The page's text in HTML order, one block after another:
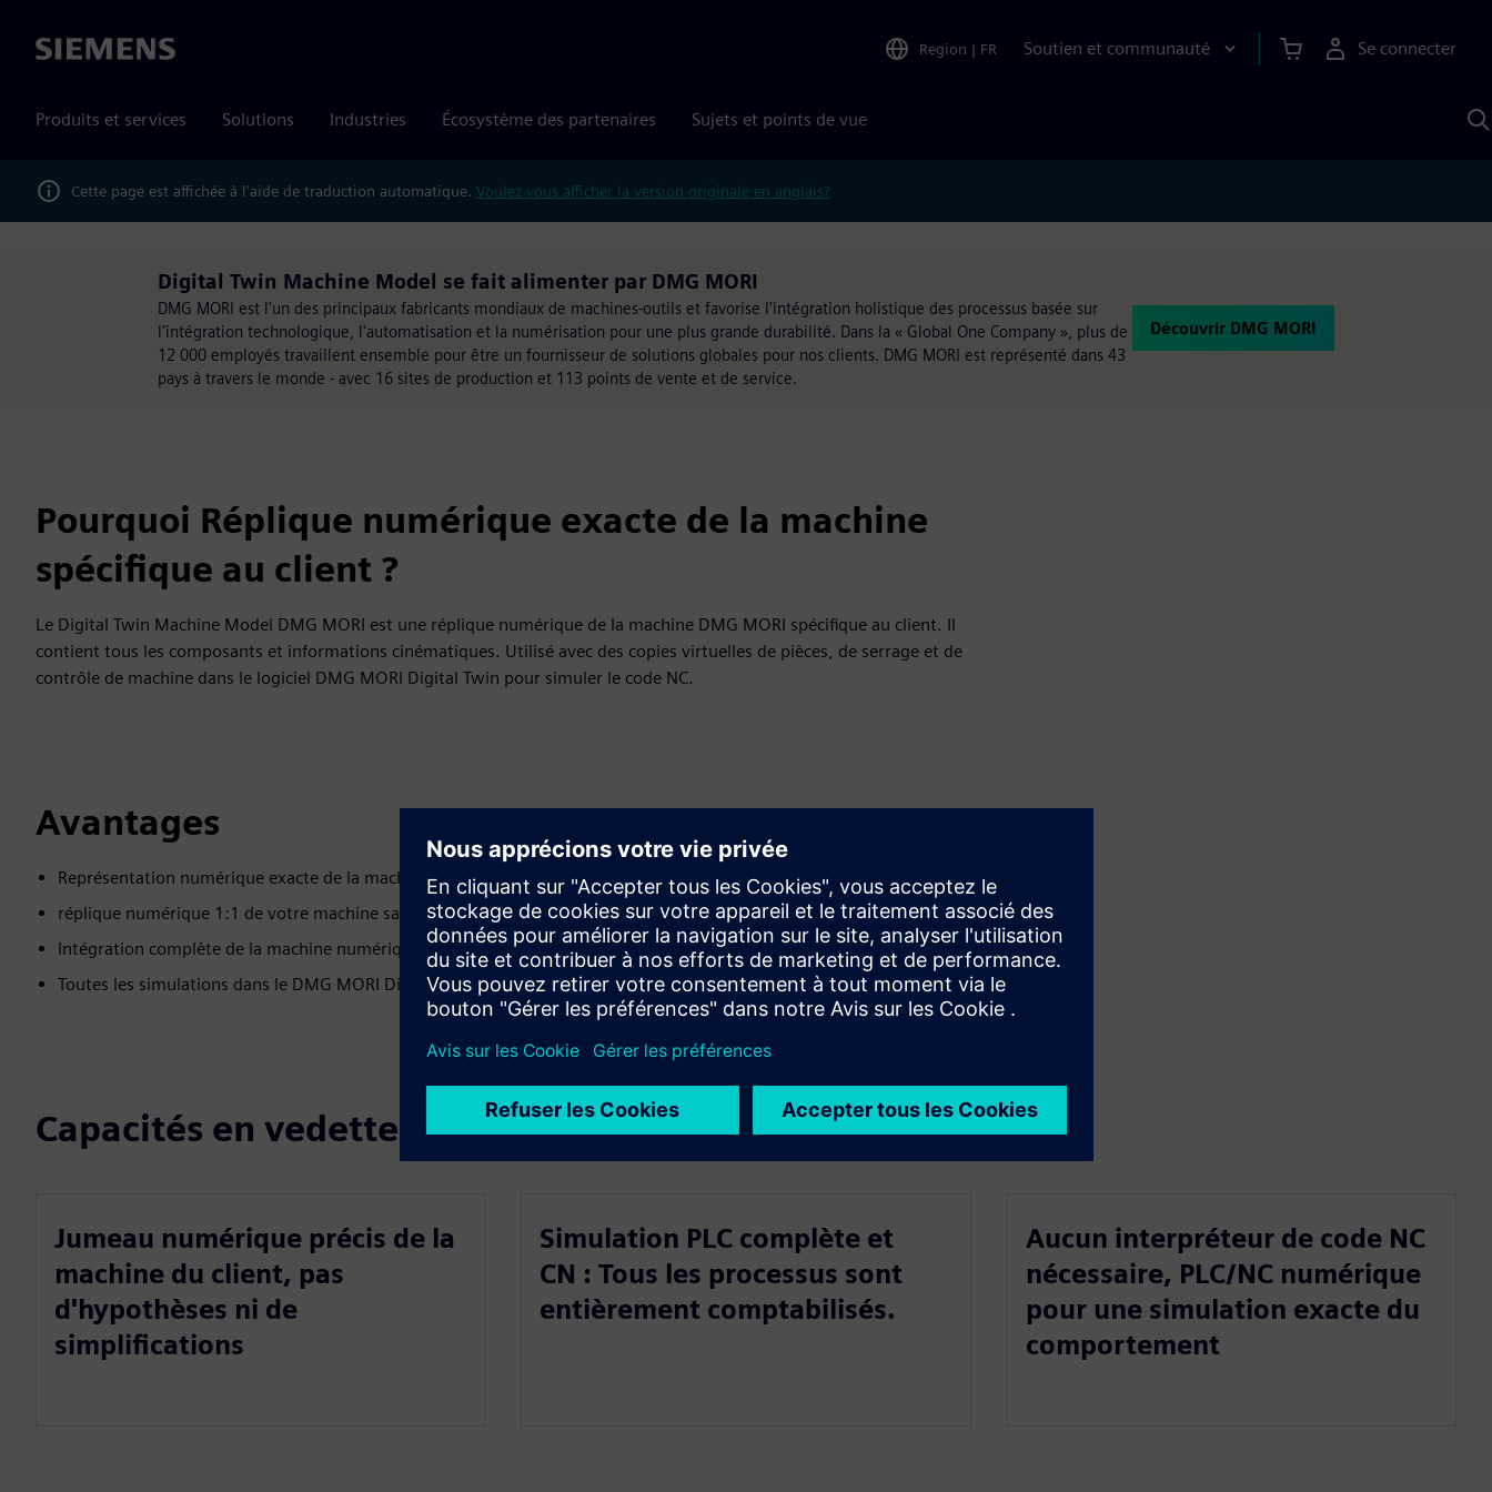
Siemens Region | FR Soutien et communauté Se connecter
Produits et services Solutions Industries Écosystème des partenaires Sujets et points de vue
Cette page est affichée à l'aide de traduction automatique. Voulez-vous afficher la version originale en anglais?
Digital Twin Machine Model se fait alimenter par DMG MORI
DMG MORI est l'un des principaux fabricants mondiaux de machines-outils et favorise l'intégration holistique des processus basée sur
l'intégration technologique, l'automatisation et la numérisation pour une plus grande durabilité. Dans la « Global One Company », plus de
12 000 employés travaillent ensemble pour être un fournisseur de solutions globales pour nos clients. DMG MORI est représenté dans 43
pays à travers le monde - avec 16 sites de production et 113 points de vente et de service.
Découvrir DMG MORI
Pourquoi Réplique numérique exacte de la machine
spécifique au client ?
Le Digital Twin Machine Model DMG MORI est une réplique numérique de la machine DMG MORI spécifique au client. Il
contient tous les composants et informations cinématiques. Utilisé avec des copies virtuelles de pièces, de serrage et de
contrôle de machine dans le logiciel DMG MORI Digital Twin pour simuler le code NC.
Avantages
Représentation numérique exacte de la machine DMG MORI spécifique au client
réplique numérique 1:1 de votre machine sans simplifications ni hypothèses
Intégration complète de la machine numérique PLC
Toutes les simulations dans le DMG MORI Digital Twin sont conformes à la réalité
Capacités en vedette
Jumeau numérique précis de la
machine du client, pas
d'hypothèses ni de
simplifications
Simulation PLC complète et
CN : Tous les processus sont
entièrement comptabilisés.
Aucun interpréteur de code NC
nécessaire, PLC/NC numérique
pour une simulation exacte du
comportement